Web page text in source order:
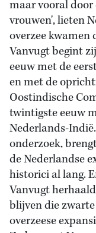
maar vooral
vrouwen', lieten
overzee kwamen
Vanvugt begint
eeuw met de
en met de
Oostindische
twintigste eeuw
Nederlands-
onderzoek,
de Nederlandse
historici al lang.
Vanvugt
blijven die
overzeese